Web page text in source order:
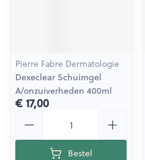
Pierre Fabre Dermatologie
Dexeclear Schuimgel
A/onzuiverheden 400ml
€ 17,00
Bestel